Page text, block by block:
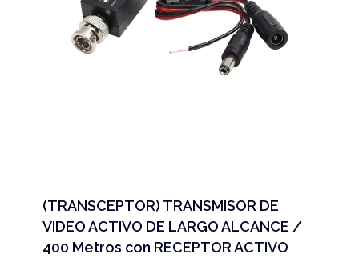
(TRANSCEPTOR) TRANSMISOR DE
VIDEO ACTIVO DE LARGO ALCANCE /
400 Metros con RECEPTOR ACTIVO